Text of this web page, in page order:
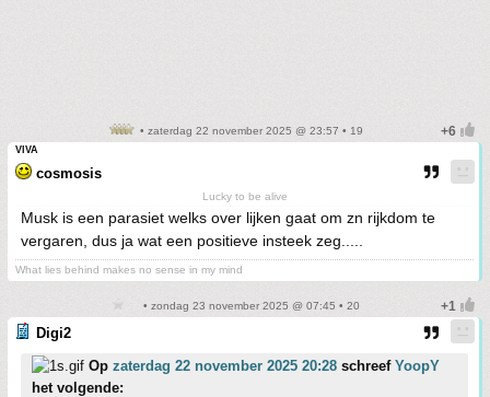
• zaterdag 22 november 2025 @ 23:57 • 19
VIVA
cosmosis
Lucky to be alive
Musk is een parasiet welks over lijken gaat om zn rijkdom te
vergaren, dus ja wat een positieve insteek zeg.....
What lies behind makes no sense in my mind
• zondag 23 november 2025 @ 07:45 • 20
Digi2
Op zaterdag 22 november 2025 20:28 schreef YoopY
het volgende: